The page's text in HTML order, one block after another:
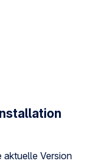
aktuelle Version